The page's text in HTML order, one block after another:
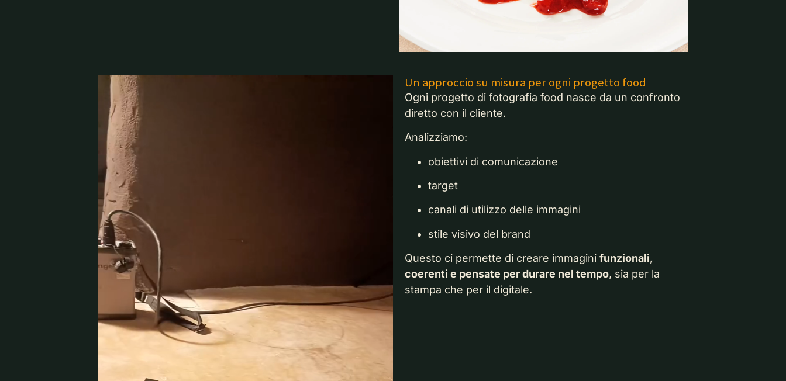
Un approccio su misura per ogni progetto food
Ogni progetto di fotografia food nasce da un confronto
diretto con il cliente.
Analizziamo:
obiettivi di comunicazione
target
canali di utilizzo delle immagini
stile visivo del brand
Questo ci permette di creare immagini funzionali,
coerenti e pensate per durare nel tempo, sia per la
stampa che per il digitale.